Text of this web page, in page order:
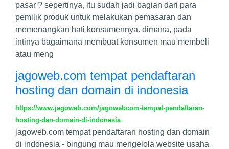
pasar ? sepertinya, itu sudah jadi bagian dari para
pemilik produk untuk melakukan pemasaran dan
memenangkan hati konsumennya. dimana, pada
intinya bagaimana membuat konsumen mau membeli
atau meng
jagoweb.com tempat pendaftaran
hosting dan domain di indonesia
https://www.jagoweb.com/jagowebcom-tempat-pendaftaran-
hosting-dan-domain-di-indonesia
jagoweb.com tempat pendaftaran hosting dan domain
di indonesia - bingung mau mengelola website usaha